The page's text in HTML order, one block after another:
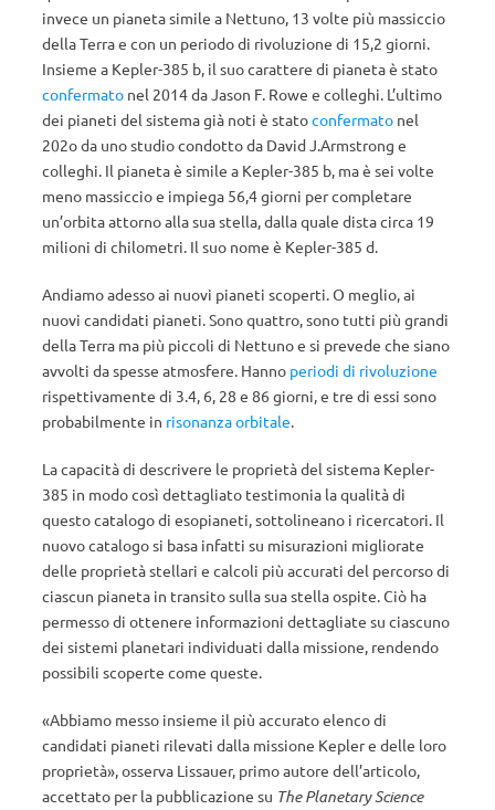
invece un pianeta simile a Nettuno, 13 volte più massiccio
della Terra e con un periodo di rivoluzione di 15,2 giorni.
Insieme a Kepler-385 b, il suo carattere di pianeta è stato
confermato nel 2014 da Jason F. Rowe e colleghi. L’ultimo
dei pianeti del sistema già noti è statoconfermato nel
202o da uno studio condotto da David J.Armstrong e
colleghi. Il pianeta è simile a Kepler-385 b, ma è sei volte
meno massiccio e impiega 56,4 giorni per completare
un’orbita attorno alla sua stella, dalla quale dista circa 19
milioni di chilometri. Il suo nome è Kepler-385 d.
Andiamo adesso ai nuovi pianeti scoperti. O meglio, ai
nuovi candidati pianeti. Sono quattro, sono tutti più grandi
della Terra ma più piccoli di Nettuno e si prevede che siano
avvolti da spesse atmosfere. Hanno periodi di rivoluzione
rispettivamente di 3.4, 6, 28 e 86 giorni, e tre di essi sono
probabilmente in risonanza orbitale.
La capacità di descrivere le proprietà del sistema Kepler-
385 in modo così dettagliato testimonia la qualità di
questo catalogo di esopianeti, sottolineano i ricercatori. Il
nuovo catalogo si basa infatti su misurazioni migliorate
delle proprietà stellari e calcoli più accurati del percorso di
ciascun pianeta in transito sulla sua stella ospite. Ciò ha
permesso di ottenere informazioni dettagliate su ciascuno
dei sistemi planetari individuati dalla missione, rendendo
possibili scoperte come queste.
«Abbiamo messo insieme il più accurato elenco di
candidati pianeti rilevati dalla missione Kepler e delle loro
proprietà», osserva Lissauer, primo autore dell’articolo,
accettato per la pubblicazione su The Planetary Science